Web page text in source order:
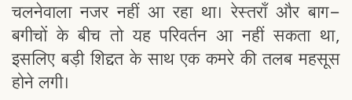
चलनेवाला नजर नहीं आ रहा था। रेस्तराँ और बाग-
बगीचों के बीच तो यह परिवर्तन आ नहीं सकता था,
इसलिए बड़ी शिद्दत के साथ एक कमरे की तलब महसूस
होने लगी।